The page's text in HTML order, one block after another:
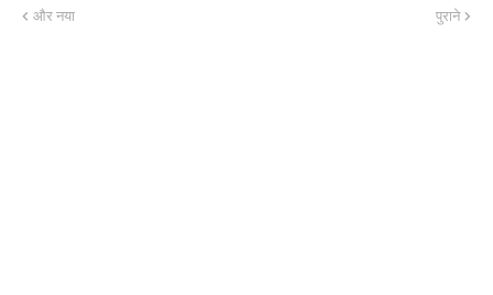
और नया पुराने